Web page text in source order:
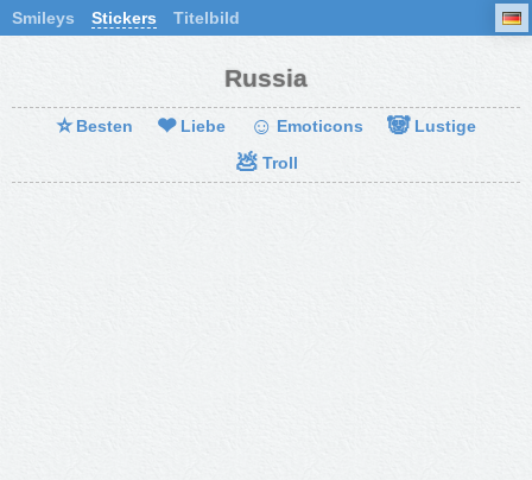
Smileys Stickers Titelbild
Russia
⭐ Besten ❤ Liebe ☺ Emoticons 🐼 Lustige
💩 Troll